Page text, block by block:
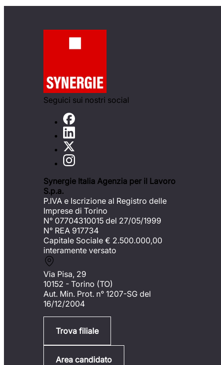
Seguici sui nostri social
Synergie Italia Agenzia per il Lavoro
S.p.a.
P.IVA e Iscrizione al Registro delle
Imprese di Torino
N° 07704310015 del 27/05/1999
N° REA 917734
Capitale Sociale € 2.500.000,00
interamente versato
Via Pisa, 29
10152 - Torino (TO)
Aut. Min. Prot. n° 1207-SG del
16/12/2004
Trova filiale
Area candidato